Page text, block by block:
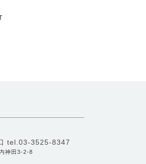
tel.03-3525-8347
神田3-2-8